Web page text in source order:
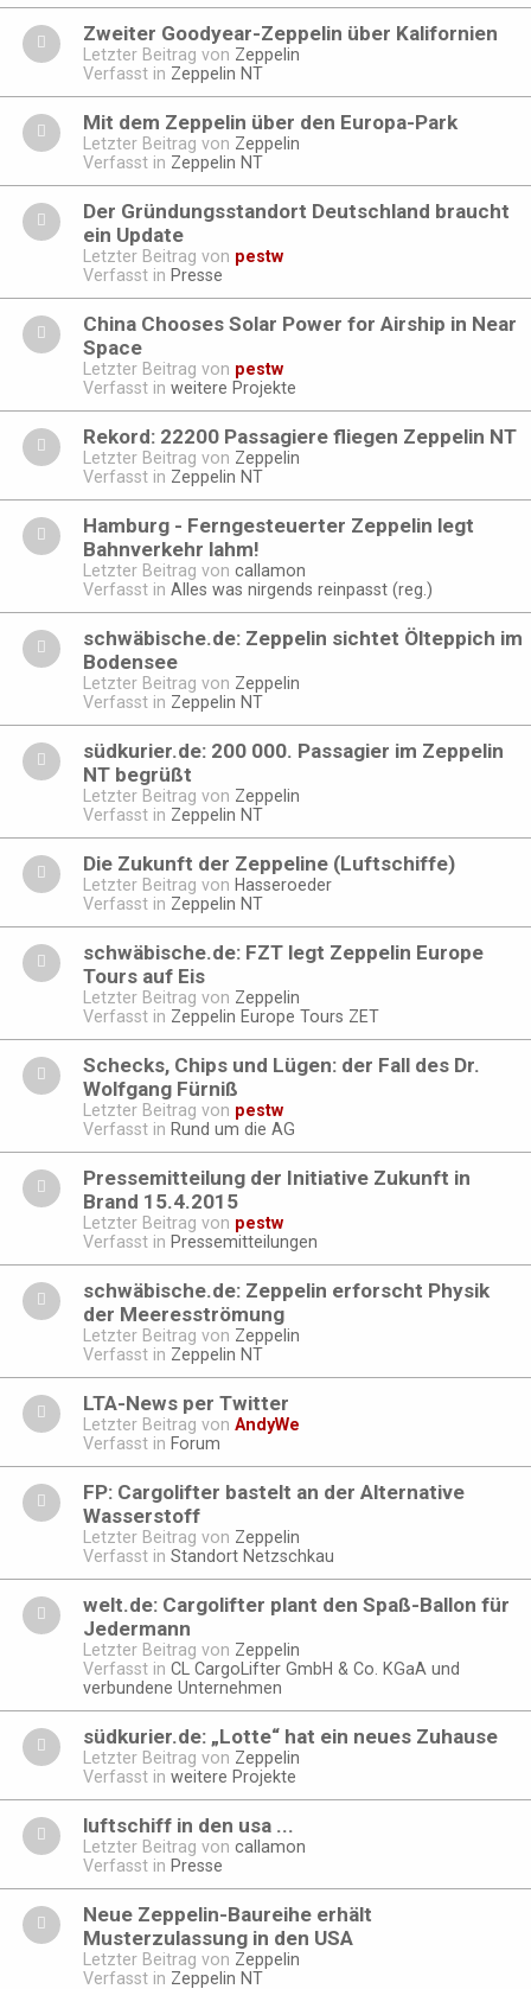
Zweiter Goodyear-Zeppelin über Kalifornien
Letzter Beitrag von Zeppelin
Verfasst in Zeppelin NT
Mit dem Zeppelin über den Europa-Park
Letzter Beitrag von Zeppelin
Verfasst in Zeppelin NT
Der Gründungsstandort Deutschland braucht
ein Update
Letzter Beitrag von pestw
Verfasst in Presse
China Chooses Solar Power for Airship in Near
Space
Letzter Beitrag von pestw
Verfasst in weitere Projekte
Rekord: 22200 Passagiere fliegen Zeppelin NT
Letzter Beitrag von Zeppelin
Verfasst in Zeppelin NT
Hamburg - Ferngesteuerter Zeppelin legt
Bahnverkehr lahm!
Letzter Beitrag von callamon
Verfasst in Alles was nirgends reinpasst (reg.)
schwäbische.de: Zeppelin sichtet Ölteppich im
Bodensee
Letzter Beitrag von Zeppelin
Verfasst in Zeppelin NT
südkurier.de: 200 000. Passagier im Zeppelin
NT begrüßt
Letzter Beitrag von Zeppelin
Verfasst in Zeppelin NT
Die Zukunft der Zeppeline (Luftschiffe)
Letzter Beitrag von Hasseroeder
Verfasst in Zeppelin NT
schwäbische.de: FZT legt Zeppelin Europe
Tours auf Eis
Letzter Beitrag von Zeppelin
Verfasst in Zeppelin Europe Tours ZET
Schecks, Chips und Lügen: der Fall des Dr.
Wolfgang Fürniß
Letzter Beitrag von pestw
Verfasst in Rund um die AG
Pressemitteilung der Initiative Zukunft in
Brand 15.4.2015
Letzter Beitrag von pestw
Verfasst in Pressemitteilungen
schwäbische.de: Zeppelin erforscht Physik
der Meeresströmung
Letzter Beitrag von Zeppelin
Verfasst in Zeppelin NT
LTA-News per Twitter
Letzter Beitrag von AndyWe
Verfasst in Forum
FP: Cargolifter bastelt an der Alternative
Wasserstoff
Letzter Beitrag von Zeppelin
Verfasst in Standort Netzschkau
welt.de: Cargolifter plant den Spaß-Ballon für
Jedermann
Letzter Beitrag von Zeppelin
Verfasst in CL CargoLifter GmbH & Co. KGaA und
verbundene Unternehmen
südkurier.de: „Lotte“ hat ein neues Zuhause
Letzter Beitrag von Zeppelin
Verfasst in weitere Projekte
luftschiff in den usa ...
Letzter Beitrag von callamon
Verfasst in Presse
Neue Zeppelin-Baureihe erhält
Musterzulassung in den USA
Letzter Beitrag von Zeppelin
Verfasst in Zeppelin NT